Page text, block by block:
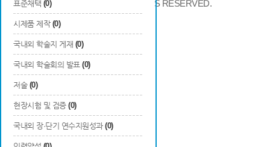
표준채택 (0)
시제품 제작 (0)
국내외 학술지 게재 (0)
국내외 학술회의 발표 (0)
저술 (0)
현장시험 및 검증 (0)
국내외 장·단기 연수지원성과 (0)
COPYRIGHTS © 2014 KAIA, ALL RIGHTS RESERVED.